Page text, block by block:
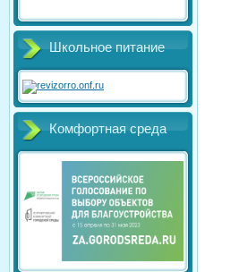
Школьное питание
Комфортная среда